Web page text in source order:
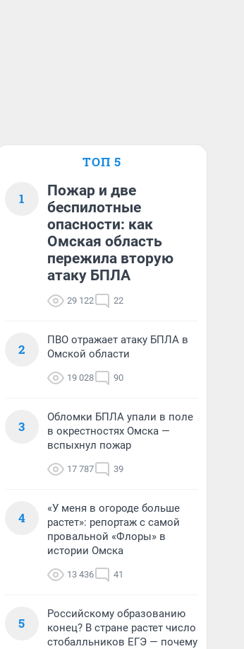
ТОП 5
1
Пожар и две
беспилотные
опасности: как
Омская область
пережила вторую
атаку БПЛА
29 122 22
2
ПВО отражает атаку БПЛА в
Омской области
19 028 90
3
Обломки БПЛА упали в поле
в окрестностях Омска —
вспыхнул пожар
17 787 39
4
«У меня в огороде больше
растет»: репортаж с самой
провальной «Флоры» в
истории Омска
13 436 41
5
Российскому образованию
конец? В стране растет число
стобалльников ЕГЭ — почему